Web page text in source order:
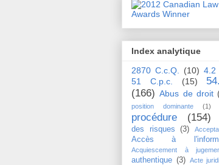
Index analytique
2870 C.c.Q.
(10) 4.2
51 C.p.c.
(15)
(166) Abus de droit
position dominante
(1)
procédure
(154)
des risques
(3)
Accès à
Acquiescement à
authentique (3) Acte